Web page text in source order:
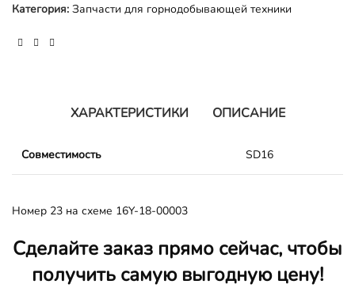
Категория: Запчасти для горнодобывающей техники
ХАРАКТЕРИСТИКИ ОПИСАНИЕ
Совместимость SD16
Номер 23 на схеме 16Y-18-00003
Сделайте заказ прямо сейчас, чтобы
получить самую выгодную цену!